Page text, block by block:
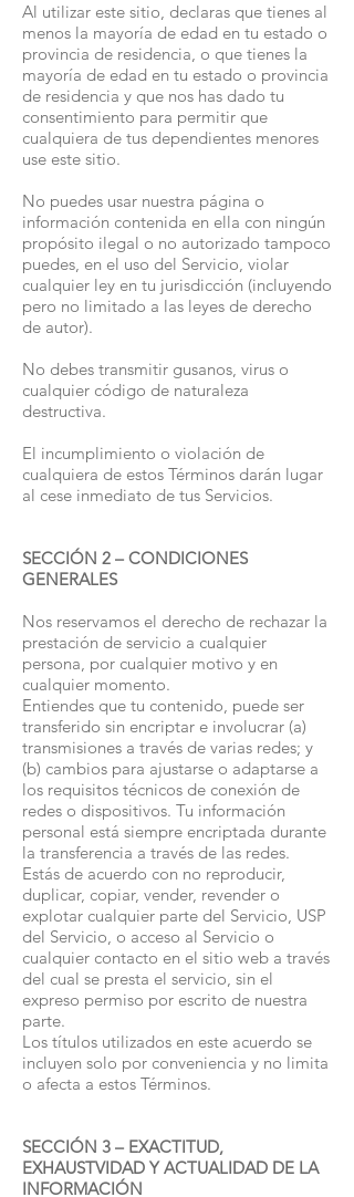
Al utilizar este sitio, declaras que tienes al
menos la mayoría de edad en tu estado o
provincia de residencia, o que tienes la
mayoría de edad en tu estado o provincia
de residencia y que nos has dado tu
consentimiento para permitir que
cualquiera de tus dependientes menores
use este sitio.
No puedes usar nuestra página o
información contenida en ella con ningún
propósito ilegal o no autorizado tampoco
puedes, en el uso del Servicio, violar
cualquier ley en tu jurisdicción (incluyendo
pero no limitado a las leyes de derecho
de autor).
No debes transmitir gusanos, virus o
cualquier código de naturaleza
destructiva.
El incumplimiento o violación de
cualquiera de estos Términos darán lugar
al cese inmediato de tus Servicios.
SECCIÓN 2 – CONDICIONES
GENERALES
Nos reservamos el derecho de rechazar la
prestación de servicio a cualquier
persona, por cualquier motivo y en
cualquier momento.
Entiendes que tu contenido, puede ser
transferido sin encriptar e involucrar (a)
transmisiones a través de varias redes; y
(b) cambios para ajustarse o adaptarse a
los requisitos técnicos de conexión de
redes o dispositivos. Tu información
personal está siempre encriptada durante
la transferencia a través de las redes.
Estás de acuerdo con no reproducir,
duplicar, copiar, vender, revender o
explotar cualquier parte del Servicio, USP
del Servicio, o acceso al Servicio o
cualquier contacto en el sitio web a través
del cual se presta el servicio, sin el
expreso permiso por escrito de nuestra
parte.
Los títulos utilizados en este acuerdo se
incluyen solo por conveniencia y no limita
o afecta a estos Términos.
SECCIÓN 3 – EXACTITUD,
EXHAUSTVIDAD Y ACTUALIDAD DE LA
INFORMACIÓN